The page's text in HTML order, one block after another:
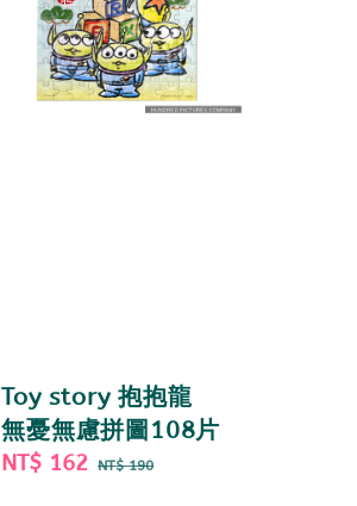
Toy story 抱抱龍
無憂無慮拼圖108片
Sale
NT$ 162 Regular
NT$ 190